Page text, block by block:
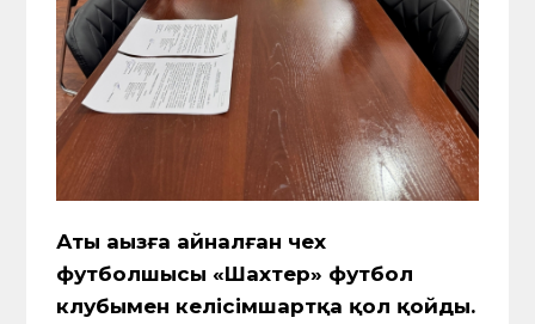
Аты аңызға айналған чех
футболшысы «Шахтер» футбол
клубымен келісімшартқа қол қойды.